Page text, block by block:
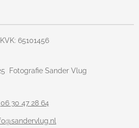
KVK: 65101456
Fotografie Sander Vlug
06 30 47 28 64